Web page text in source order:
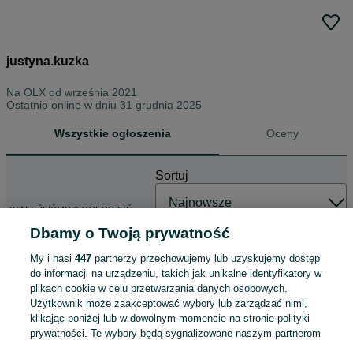
justyna.kuzka
Na OLX od września 2021
Ostatnio online w dniu 31 grudnia 2025
Wszystkie ogłoszenia Oceny
ZNALEŹLIŚMY 0 OGŁOSZEŃ
Sortuj
Dbamy o Twoją prywatność
My i nasi447 partnerzy przechowujemy lub uzyskujemy dostęp
do informacji na urządzeniu, takich jak unikalne identyfikatory w
plikach cookie w celu przetwarzania danych osobowych.
Użytkownik może zaakceptować wybory lub zarządzać nimi,
klikając poniżej lub w dowolnym momencie na stronie polityki
prywatności. Te wybory będą sygnalizowane naszym partnerom